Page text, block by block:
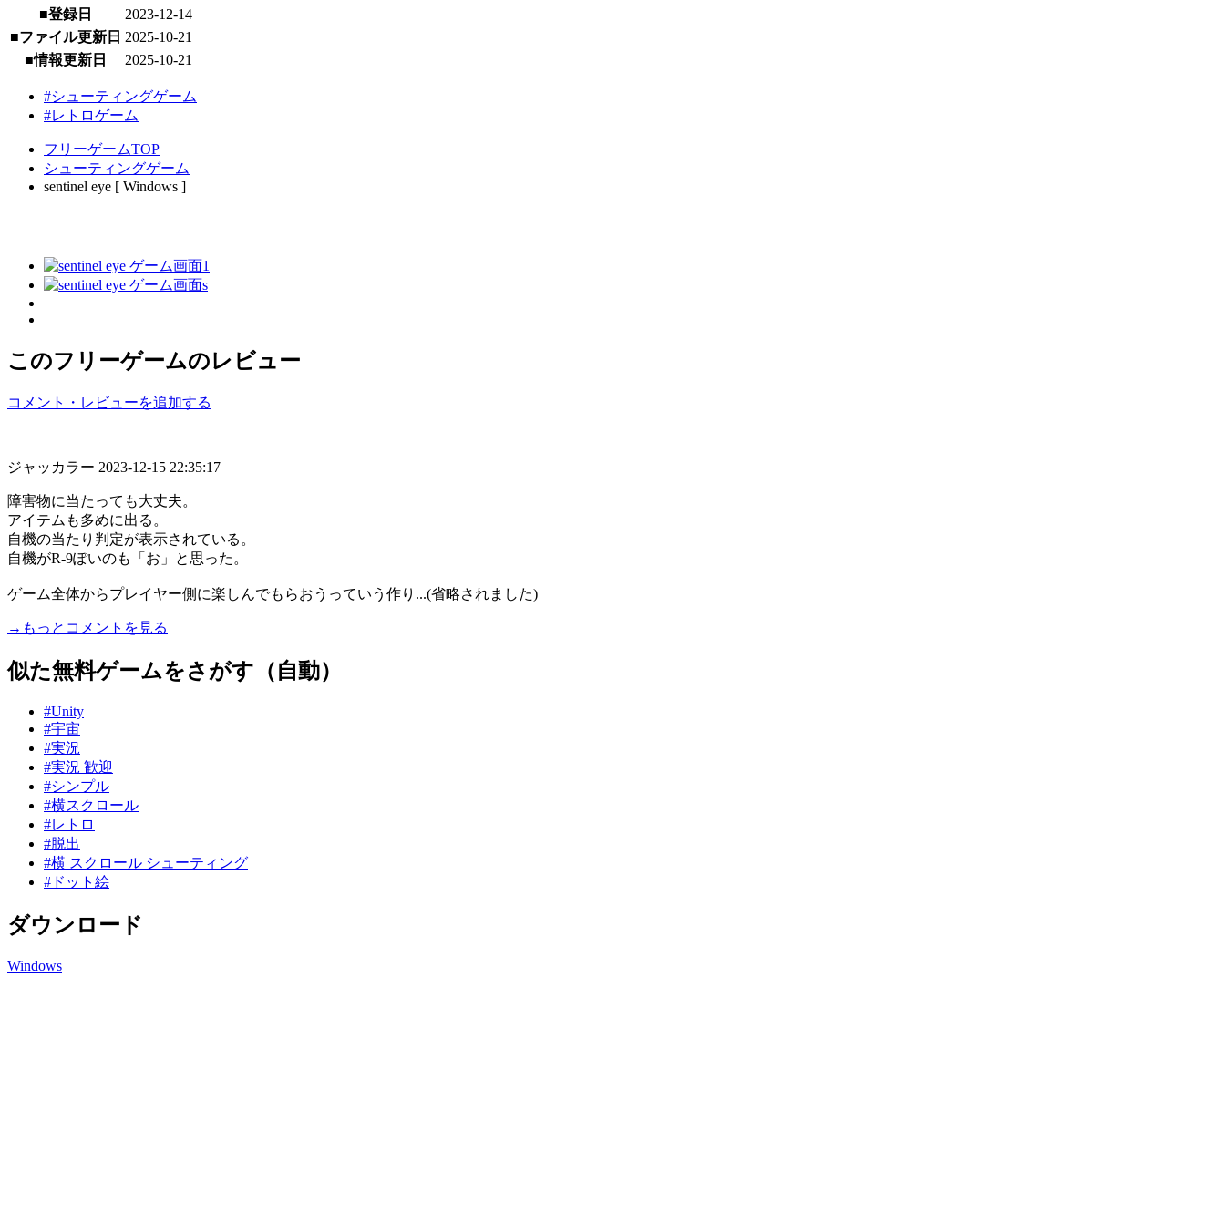
■登録日
2023-12-14
■ファイル更新日 2025-10-21
■情報更新日
2025-10-21
#シューティングゲーム
#レトロゲーム
フリーゲームTOP
シューティングゲーム
sentinel eye [ Windows ]
このフリーゲームのレビュー
コメント・レビューを追加する
ジャッカラー 2023-12-15 22:35:17
障害物に当たっても大丈夫。
アイテムも多めに出る。
自機の当たり判定が表示されている。
自機がR-9ぽいのも「お」と思った。
ゲーム全体からプレイヤー側に楽しんでもらおうっていう作り...(省略されました)
→もっとコメントを見る
似た無料ゲームをさがす（自動）
#Unity
#宇宙
#実況
#実況 歓迎
#シンプル
#横スクロール
#レトロ
#脱出
#横 スクロール シューティング
#ドット絵
ダウンロード
Windows